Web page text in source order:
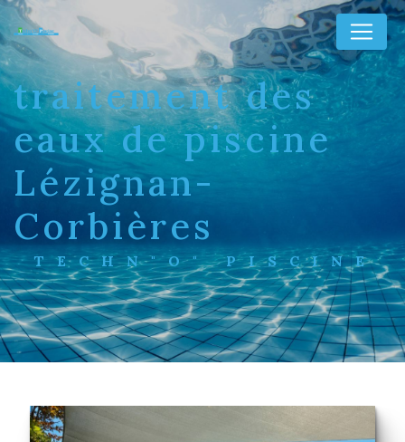
traitement des
eaux de piscine
Lézignan-
Corbières
TECHN"O" PISCINE
Panneau de gestion des cookies